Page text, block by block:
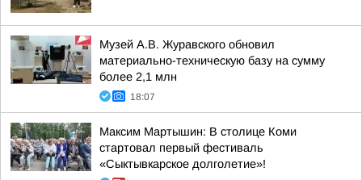
Музей А.В. Журавского обновил
материально-техническую базу на сумму
более 2,1 млн
18:07
Максим Мартышин: В столице Коми
стартовал первый фестиваль
«Сыктывкарское долголетие»!